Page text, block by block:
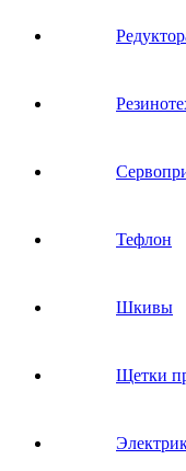
Тефлон
Шкивы
Щетки